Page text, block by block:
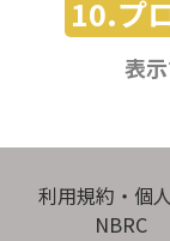
10.プ
表
利用規約・個
NBRC